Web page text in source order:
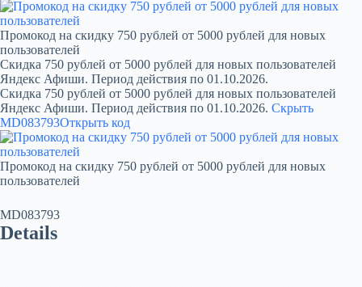
Промокод на скидку 750 рублей от 5000 рублей для новых
пользователей
Скидка 750 рублей от 5000 рублей для новых пользователей
Яндекс Афиши. Период действия по 01.10.2026.
Скидка 750 рублей от 5000 рублей для новых пользователей
Яндекс Афиши. Период действия по 01.10.2026. Скрыть
MD083793Открыть код
Промокод на скидку 750 рублей от 5000 рублей для новых
пользователей
MD083793
Details